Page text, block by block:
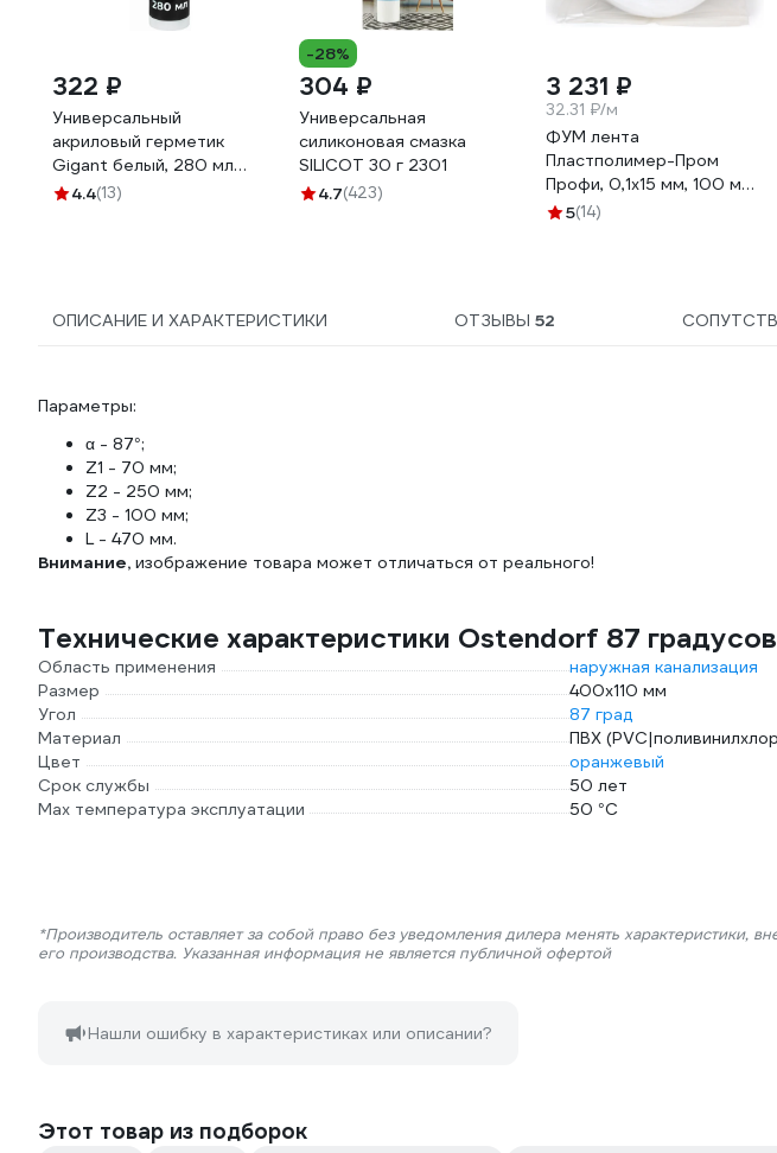
322 ₽
Универсальный
акриловый герметик
Gigant белый, 280 мл
GAGW-03
4.4(13)
-28%
304 ₽
Универсальная
силиконовая смазка
SILICOT 30 г 2301
4.7(423)
3 231 ₽
32.31 ₽/м
ФУМ лента
Пластполимер-Пром
Профи, 0,1х15 мм, 100 м
ЗВ-00001594
5(14)
ОПИСАНИЕ И ХАРАКТЕРИСТИКИ ОТЗЫВЫ52
Параметры:
α - 87°;
Z1 - 70 мм;
Z2 - 250 мм;
Z3 - 100 мм;
L - 470 мм.
Внимание, изображение товара может отличаться от реального!
Технические характеристики Ostendorf 87
Область применения
наружная канализация
Размер
400х110 мм
Угол
87 град
Материал
ПВХ
Цвет
оранжевый
Срок службы
50 лет
Max температура эксплуатации
50 °С
*Производитель оставляет за собой право без уведомления дилера менять характеристики,
его производства. Указанная информация не является публичной офертой
Нашли ошибку в характеристиках или описании?
Этот товар из подборок